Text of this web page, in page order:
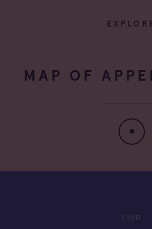
MAP OF